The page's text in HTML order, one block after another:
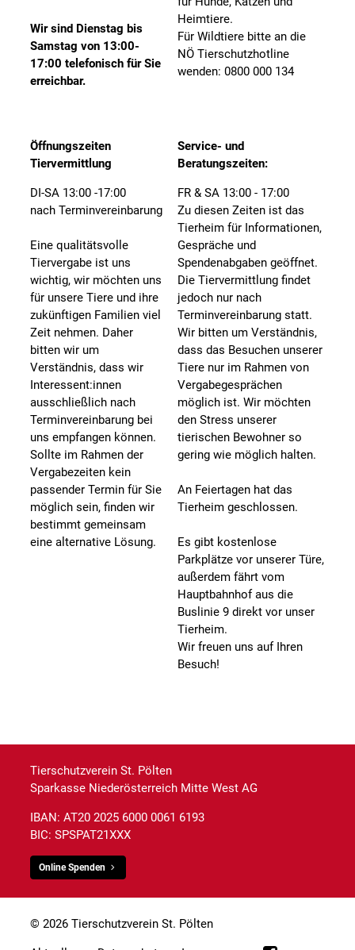
Wir sind Dienstag bis
Samstag von 13:00-
17:00 telefonisch für Sie
erreichbar.
Heimtiere.
Für Wildtiere bitte an die
NÖ Tierschutzhotline
wenden: 0800 000 134
Öffnungszeiten
Tiervermittlung
DI-SA 13:00 -17:00
nach Terminvereinbarung
Eine qualitätsvolle
Tiervergabe ist uns
wichtig, wir möchten uns
für unsere Tiere und ihre
zukünftigen Familien viel
Zeit nehmen. Daher
bitten wir um
Verständnis, dass wir
Interessent:innen
ausschließlich nach
Terminvereinbarung bei
uns empfangen können.
Sollte im Rahmen der
Vergabezeiten kein
passender Termin für Sie
möglich sein, finden wir
bestimmt gemeinsam
eine alternative Lösung.
Service- und
Beratungszeiten:
FR & SA 13:00 - 17:00
Zu diesen Zeiten ist das
Tierheim für Informationen,
Gespräche und
Spendenabgaben geöffnet.
Die Tiervermittlung findet
jedoch nur nach
Terminvereinbarung statt.
Wir bitten um Verständnis,
dass das Besuchen unserer
Tiere nur im Rahmen von
Vergabegesprächen
möglich ist. Wir möchten
den Stress unserer
tierischen Bewohner so
gering wie möglich halten.
An Feiertagen hat das
Tierheim geschlossen.
Es gibt kostenlose
Parkplätze vor unserer Türe,
außerdem fährt vom
Hauptbahnhof aus die
Buslinie 9 direkt vor unser
Tierheim.
Wir freuen uns auf Ihren
Besuch!
Tierschutzverein St. Pölten
Sparkasse Niederösterreich Mitte West AG
IBAN: AT20 2025 6000 0061 6193
BIC: SPSPAT21XXX
Online Spenden
© 2026 Tierschutzverein St. Pölten